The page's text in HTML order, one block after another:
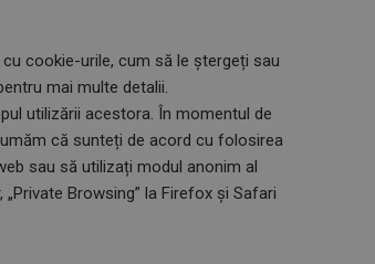
cookie-urile, cum să le ștergeți sau
mai multe detalii.
utilizării acestora. În momentul de
că sunteți de acord cu folosirea
sau să utilizați modul anonim al
Browsing” la Firefox și Safari